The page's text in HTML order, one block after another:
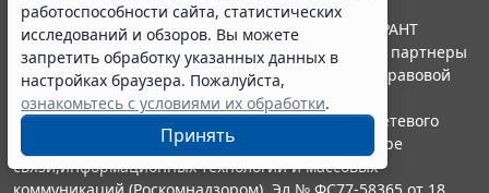
работоспособности сайта, статистических
исследований и обзоров. Вы можете
запретить обработку указанных данных в
настройках браузера. Пожалуйста,
ознакомьтесь с условиями их обработки.
Принять
© ООО "НПП "ГАРАНТ-СЕРВИС", 2026. Система ГАРАНТ
выпускается с 1990 года. Компания "Гарант" и ее партнеры
являются участниками Российской ассоциации правовой
информации ГАРАНТ.
Портал ГАРАНТ.РУ зарегистрирован в качестве сетевого
издания Федеральной службой по надзору в сфере
связи,информационных технологий и массовых